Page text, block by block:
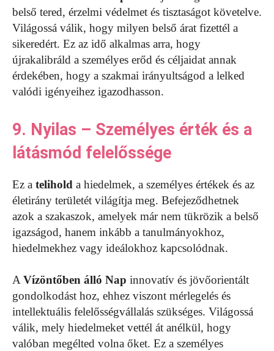
belső tered, érzelmi védelmet és tisztaságot követelve.
Világossá válik, hogy milyen belső árat fizettél a
sikeredért. Ez az idő alkalmas arra, hogy
újrakalibráld a személyes erőd és céljaidat annak
érdekében, hogy a szakmai irányultságod a lelked
valódi igényeihez igazodhasson.
9. Nyilas – Személyes érték és a
látásmód felelőssége
Ez a telihold a hiedelmek, a személyes értékek és az
életirány területét világítja meg. Befejeződhetnek
azok a szakaszok, amelyek már nem tükrözik a belső
igazságod, hanem inkább a tanulmányokhoz,
hiedelmekhez vagy ideálokhoz kapcsolódnak.
A Vízöntőben álló Nap innovatív és jövőorientált
gondolkodást hoz, ehhez viszont mérlegelés és
intellektuális felelősségvállalás szükséges. Világossá
válik, mely hiedelmeket vettél át anélkül, hogy
valóban megélted volna őket. Ez a személyes